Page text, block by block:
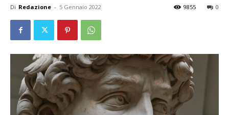
Di Redazione - 5 Gennaio 2022 0
9855